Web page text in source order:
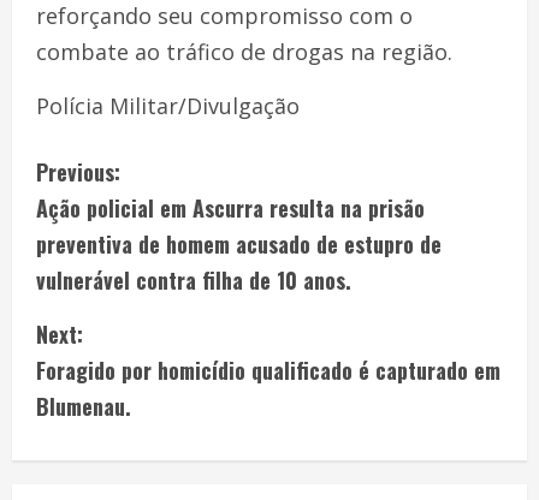
reforçando seu compromisso com o
combate ao tráfico de drogas na região.
Polícia Militar/Divulgação
Previous:
Ação policial em Ascurra resulta na prisão
preventiva de homem acusado de estupro de
vulnerável contra filha de 10 anos.
Next:
Foragido por homicídio qualificado é capturado em
Blumenau.